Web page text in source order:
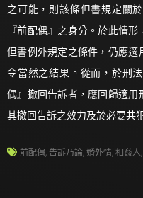
之可能，則該條但書規定關
『前配偶』之身分。於此情
但書例外規定之條件，仍應
令當然之結果。從而，於刑
偶』撤回告訴者，應回歸適用
其撤回告訴之效力及於必要共
前配偶, 告訴乃論,婚外情,相姦人,